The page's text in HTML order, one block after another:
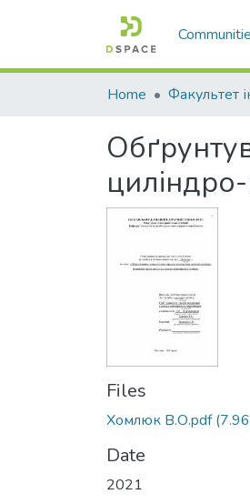
Home
Files
Хомлюк В.О.pdf
Date
2021